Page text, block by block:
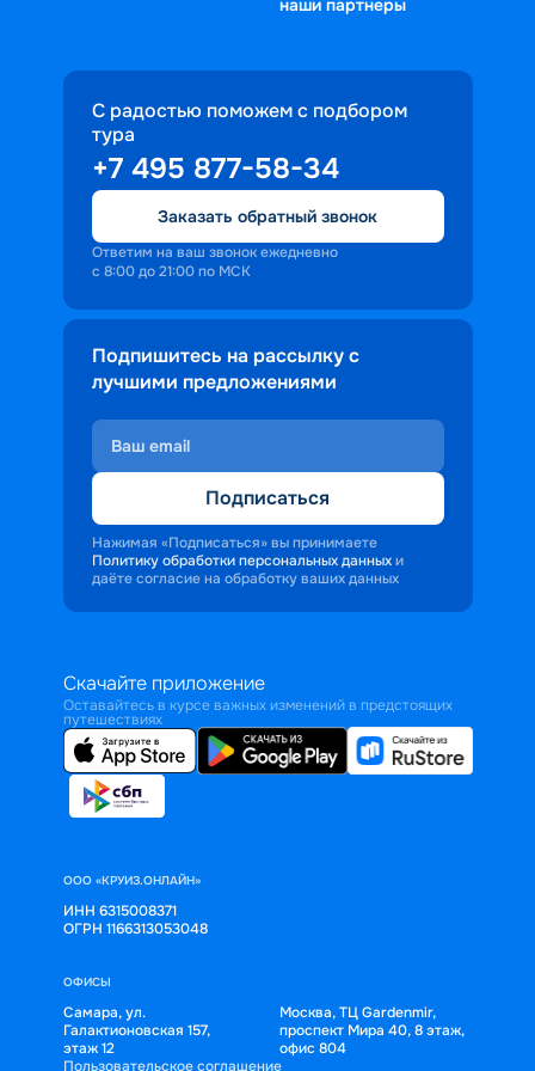
С радостью поможем с подбором
тура
+7 495 877-58-34
Заказать обратный звонок
Ответим на ваш звонок ежедневно
с 8:00 до 21:00 по МСК
Подпишитесь на рассылку с
лучшими предложениями
Подписаться
Нажимая «Подписаться» вы принимаете
Политику обработки персональных данных и
даёте согласие на обработку ваших данных
Скачайте приложение
Оставайтесь в курсе важных изменений в предстоящих
путешествиях
ООО «КРУИЗ.ОНЛАЙН»
ИНН 6315008371
ОГРН 1166313053048
ОФИСЫ
Самара, ул.
Галактионовская 157,
этаж 12
Москва, ТЦ Gardenmir,
проспект Мира 40, 8 этаж,
офис 804
Пользовательское соглашение